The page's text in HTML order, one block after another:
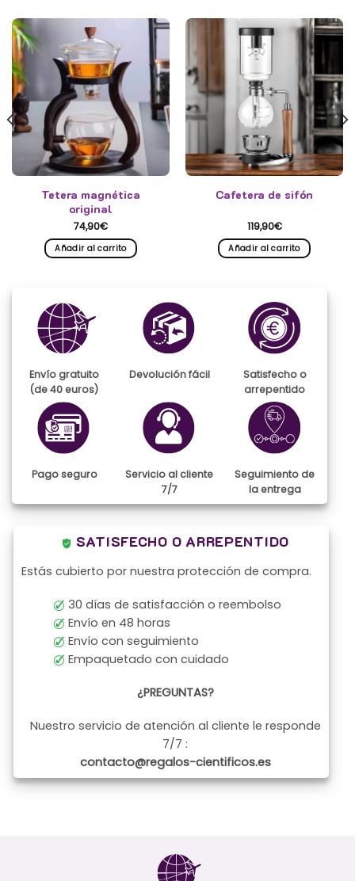
Tetera magnética
original
74,90€
Añadir al carrito
Cafetera de sifón
119,90€
Añadir al carrito
Envío gratuito
(de 40 euros)
Devolución fácil
Satisfecho o
arrepentido
Pago seguro
Servicio al cliente
7/7
Seguimiento de
la entrega
SATISFECHO O ARREPENTIDO
Estás cubierto por nuestra protección de compra.
30 días de satisfacción o reembolso
Envío en 48 horas
Envío con seguimiento
Empaquetado con cuidado
¿PREGUNTAS?
Nuestro servicio de atención al cliente le responde
7/7 :
contacto@regalos-cientificos.es